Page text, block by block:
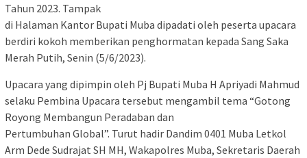
Tahun 2023. Tampak
di Halaman Kantor Bupati Muba dipadati oleh peserta upacara
berdiri kokoh memberikan penghormatan kepada Sang Saka
Merah Putih, Senin (5/6/2023).
Upacara yang dipimpin oleh Pj Bupati Muba H Apriyadi Mahmud
selaku Pembina Upacara tersebut mengambil tema “Gotong
Royong Membangun Peradaban dan
Pertumbuhan Global”. Turut hadir Dandim 0401 Muba Letkol
Arm Dede Sudrajat SH MH, Wakapolres Muba, Sekretaris Daerah